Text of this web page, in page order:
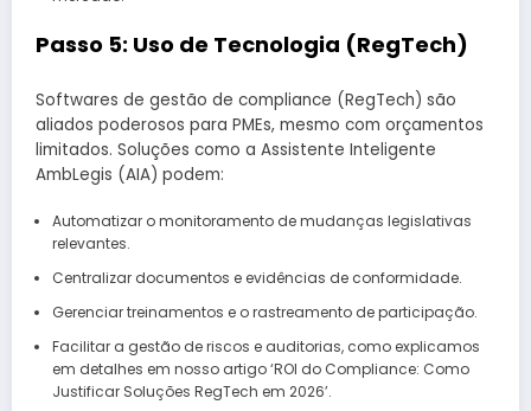
Passo 5: Uso de Tecnologia (RegTech)
Softwares de gestão de compliance (RegTech) são
aliados poderosos para PMEs, mesmo com orçamentos
limitados. Soluções como a Assistente Inteligente
AmbLegis (AIA) podem:
Automatizar o monitoramento de mudanças legislativas
relevantes.
Centralizar documentos e evidências de conformidade.
Gerenciar treinamentos e o rastreamento de participação.
Facilitar a gestão de riscos e auditorias, como explicamos
em detalhes em nosso artigo ‘ROI do Compliance: Como
Justificar Soluções RegTech em 2026’.